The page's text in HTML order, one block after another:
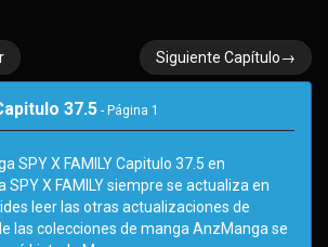
Siguiente Capítulo→
37.5 - Página 1
SPY X FAMILY Capitulo 37.5 en
SPY X FAMILY siempre se actualiza en
leer las otras actualizaciones de
las colecciones de manga AnzManga se